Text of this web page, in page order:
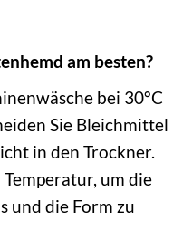
am besten?
bei 30°C
Sie Bleichmittel
in den Trockner.
um die
und die Form zu